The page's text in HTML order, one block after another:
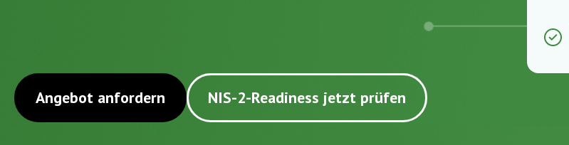
Angebot anfordern NIS-2-Readiness jetzt prüfen